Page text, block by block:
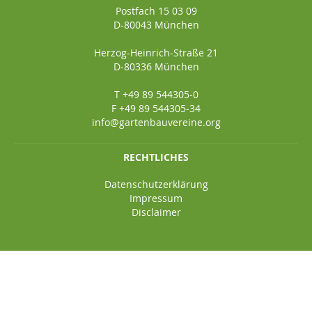
Postfach 15 03 09
D-80043 München
Herzog-Heinrich-Straße 21
D-80336 München
T +49 89 544305-0
F +49 89 544305-34
info@gartenbauvereine.org
RECHTLICHES
Datenschutzerklärung
Impressum
Disclaimer